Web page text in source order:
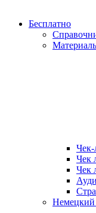
Бесплатно
Чек-
Чек
Чек
Немецкий